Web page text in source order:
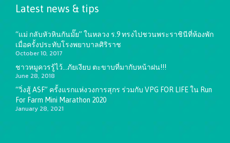
Latest news & tips
“แม่ กลับหัวหินกันมั๊ย” ในหลวง ร.9 ทรงไปชวนพระราชินีที่ห้องพัก
เมื่อครั้งประทับโรงพยาบาลศิริราช
October 10, 2017
ชาวหมูควรรู้ไว้…ภัยเงียบ ตะขาบที่มากับหน้าฝน!!!
June 28, 2018
“วิ่งสู้ ASF” ครั้งแรกแห่งวงการสุกร ร่วมกับ VPG FOR LIFE ใน Run
For Farm Mini Marathon 2020
January 28, 2021